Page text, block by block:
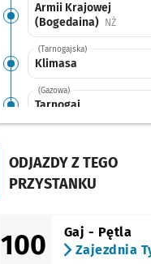
Armii Krajowej
(Bogedaina)
NŻ
(Tarnogajska)
Klimasa
(Gazowa)
Tarnogaj
(Bogedaina) NŻ
(Krakowska)
(Opolska)
Karwińska (Dawna
Pralnia) NŻPrzystanek
ODJAZDY Z TEGO
PRZYSTANKU
100
Gaj - Pętla
Zajezdnia